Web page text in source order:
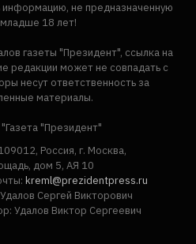
не предназначенную
младше 18 лет!
газеты "Президент", ссылка на
редакции может не совпадать с
несут ответственность за
материалы.
"Президент"
Россия, г. Москва,
дом 5, АЯ 10
kreml@prezidentpress.ru
Сергей Викторович
Удалов Виктор Сергеевич